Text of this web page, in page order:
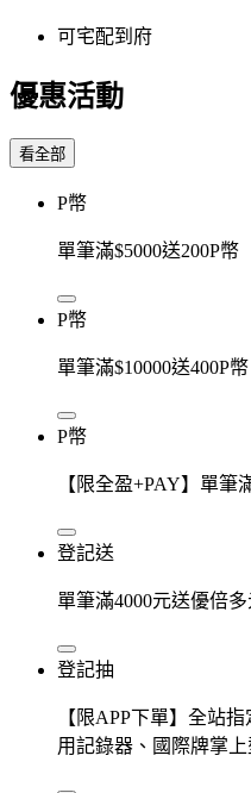
可宅配到府
優惠活動
看全部
P幣
單筆滿$5000送200P幣
P幣
單筆滿$10000送400P幣
P幣
【限全盈+PAY】單筆
登記送
單筆滿4000元送優倍
登記抽
【限APP下單】全站
用記錄器、國際牌掌